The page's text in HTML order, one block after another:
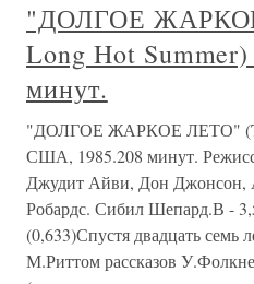
"ДОЛГОЕ
Long Hot
минут.
"ДОЛГОЕ ЖАРКОЕ ЛЕТО"
США, 1985.208 минут.
Джудит Айви, Дон Джонсон,
Робардс. Сибил Шепард.В -
(0,633)Спустя двадцать семь
М.Риттом рассказов